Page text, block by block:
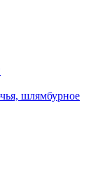
шлямбурное